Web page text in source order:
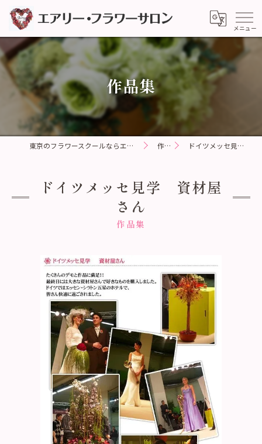
作品集
東京のフラワースクールならエアリー・フラワーサロン 作品集 ドイツメッセ見学 資材屋さん
作品集
ドイツメッセ見学 資材屋
さん